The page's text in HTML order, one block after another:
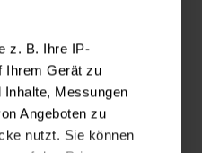
z. B. Ihre IP-
Ihrem Gerät zu
Messungen
Angeboten zu
nutzt. Sie können